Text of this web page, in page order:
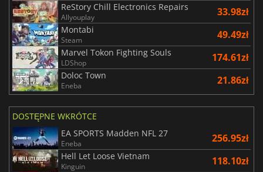
ReStory Chill Electronics Repairs
Allyouplay 33.98zł
Montabi
Steam 49.49zł
Marvel Tokon Fighting Souls
LDShop 174.61zł
Doloc Town
Eneba 21.86zł
DOSTĘPNE WKRÓTCE
EA SPORTS Madden NFL 27
Eneba 256.95zł
Hell Let Loose Vietnam
Kinguin 118.10zł